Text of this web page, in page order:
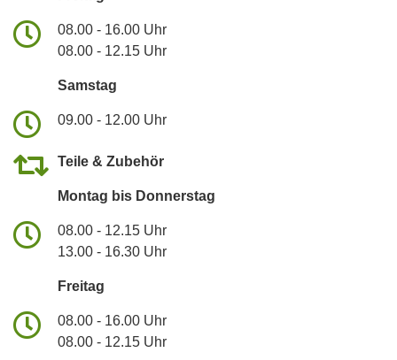
08.00 - 16.00 Uhr
08.00 - 12.15 Uhr
Samstag
09.00 - 12.00 Uhr
Teile & Zubehör
Montag bis Donnerstag
08.00 - 12.15 Uhr
13.00 - 16.30 Uhr
Freitag
08.00 - 16.00 Uhr
08.00 - 12.15 Uhr